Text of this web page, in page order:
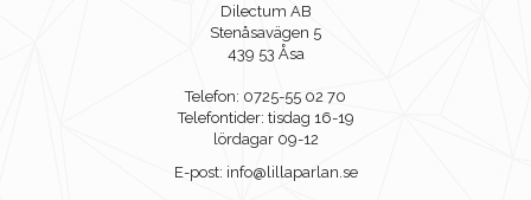
Dilectum AB
Stenåsavägen 5
439 53 Åsa
Telefon: 0725-55 02 70
Telefontider: tisdag 16-19
lördagar 09-12
E-post: info@lillaparlan.se